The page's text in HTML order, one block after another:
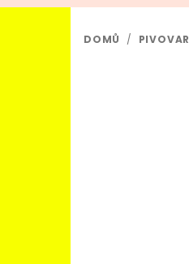
DOMŮ / PIVOVAR